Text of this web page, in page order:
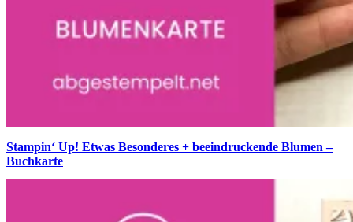
Stampin‘ Up! Etwas Besonderes + beeindruckende Blumen –
Buchkarte